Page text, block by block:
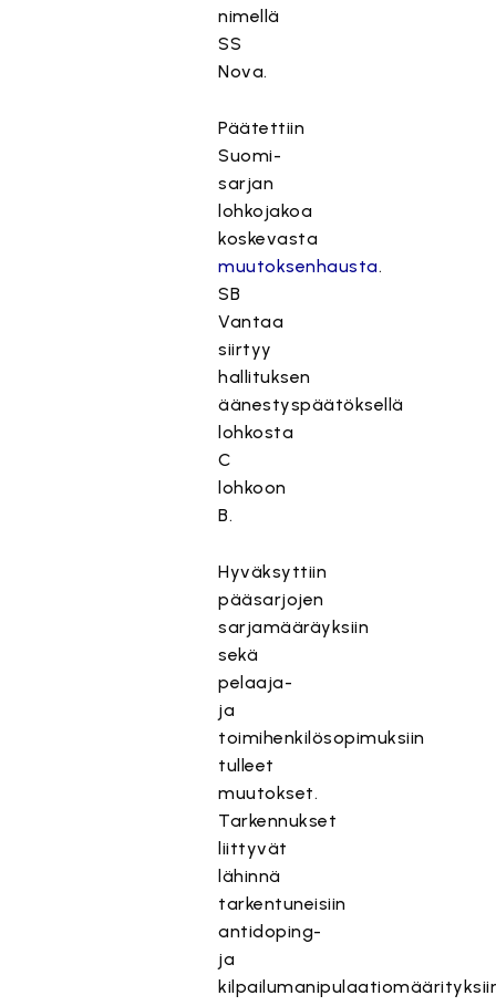
nimellä
SS
Nova.
Päätettiin
Suomi-
sarjan
lohkojakoa
koskevasta
muutoksenhausta.
SB
Vantaa
siirtyy
hallituksen
äänestyspäätöksellä
lohkosta
C
lohkoon
B.
Hyväksyttiin
pääsarjojen
sarjamääräyksiin
sekä
pelaaja-
ja
toimihenkilösopimuksiin
tulleet
muutokset.
Tarkennukset
liittyvät
lähinnä
tarkentuneisiin
antidoping-
ja